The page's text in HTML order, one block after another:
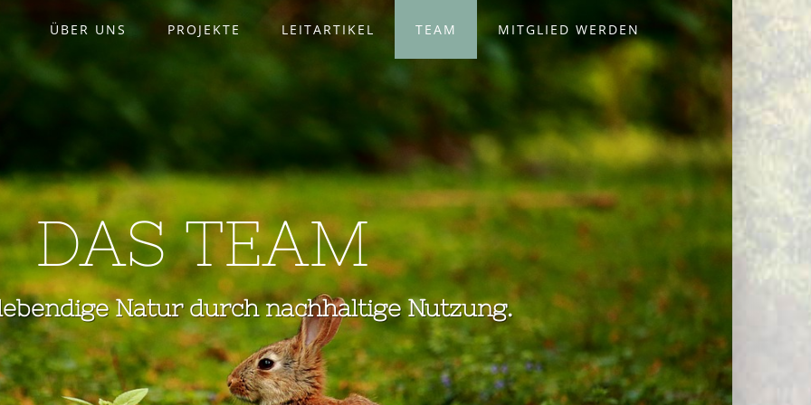
ÜBER UNS PROJEKTE LEITARTIKEL TEAM MITGLIED WERDEN
DAS TEAM
Natur durch nachhaltige Nutzung.